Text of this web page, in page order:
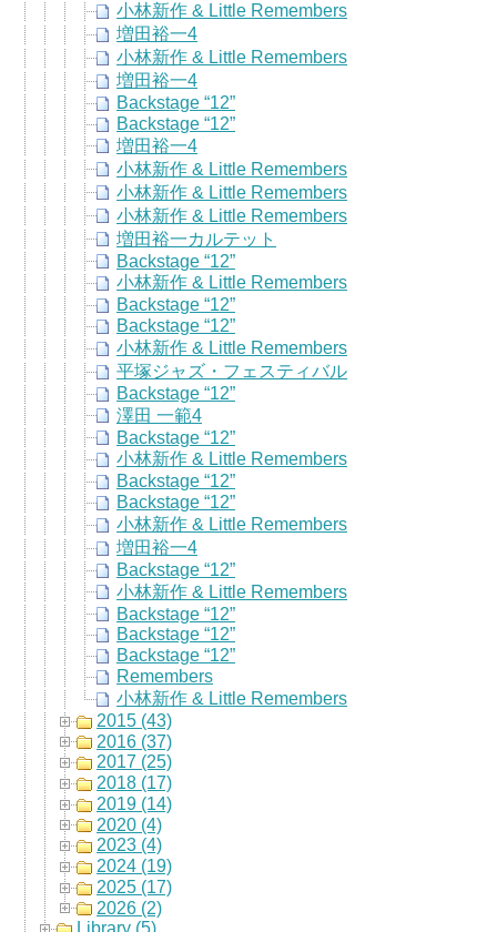
小林新作 & Little Remembers
増田裕一4
小林新作 & Little Remembers
増田裕一4
Backstage “12”
Backstage “12”
増田裕一4
小林新作 & Little Remembers
小林新作 & Little Remembers
小林新作 & Little Remembers
増田裕一カルテット
Backstage “12”
小林新作 & Little Remembers
Backstage “12”
Backstage “12”
小林新作 & Little Remembers
平塚ジャズ・フェスティバル
Backstage “12”
澤田 一範4
Backstage “12”
小林新作 & Little Remembers
Backstage “12”
Backstage “12”
小林新作 & Little Remembers
増田裕一4
Backstage “12”
小林新作 & Little Remembers
Backstage “12”
Backstage “12”
Backstage “12”
Remembers
小林新作 & Little Remembers
2015 (43)
2016 (37)
2017 (25)
2018 (17)
2019 (14)
2020 (4)
2023 (4)
2024 (19)
2025 (17)
2026 (2)